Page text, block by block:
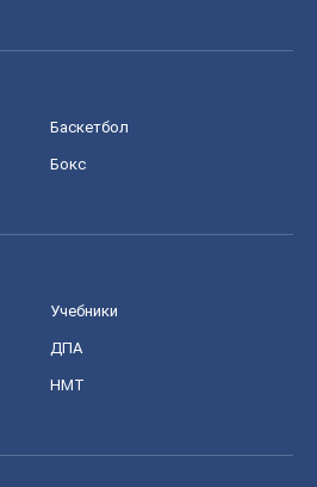
Баскетбол
Бокс
Учебники
ДПА
НМТ